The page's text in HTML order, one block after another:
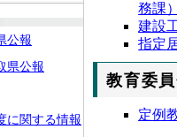
公報
県公報
に関する情報
務課）
建設
指定
教育委
定例